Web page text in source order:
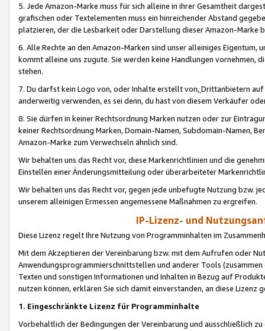
5. Jede Amazon-Marke muss für sich alleine in ihrer Gesamtheit
grafischen oder Textelementen muss ein hinreichender Abstand
platzieren, der die Lesbarkeit oder Darstellung dieser Amazon-Marke
6. Alle Rechte an den Amazon-Marken sind unser alleiniges
kommt alleine uns zugute. Sie werden keine Handlungen vornehmen,
stehen.
7. Du darfst kein Logo von, oder Inhalte erstellt von,Drittanbietern auf
anderweitig verwenden, es sei denn, du hast von diesem Verkäufer
8. Sie dürfen in keiner Rechtsordnung Marken nutzen oder zur
keiner Rechtsordnung Marken, Domain-Namen, Subdomain-Namen,
Amazon-Marke zum Verwechseln ähnlich sind.
Wir behalten uns das Recht vor, diese Markenrichtlinien und die
Einstellen einer Änderungsmitteilung oder überarbeiteter
Wir behalten uns das Recht vor, gegen jede unbefugte Nutzung bzw.
unserem alleinigen Ermessen angemessene Maßnahmen zu ergreifen.
IP-Lizenz- und
Diese Lizenz regelt Ihre Nutzung von Programminhalten im
Mit dem Akzeptieren der Vereinbarung bzw. mit dem Aufrufen oder
Anwendungsprogrammierschnittstellen und anderer Tools (zusammen
Texten und sonstigen Informationen und Inhalten in Bezug auf
nutzen können, erklären Sie sich damit einverstanden, an diese Lizenz
1. Eingeschränkte Lizenz für Programminhalte
Vorbehaltlich der Bedingungen der Vereinbarung und ausschließlich